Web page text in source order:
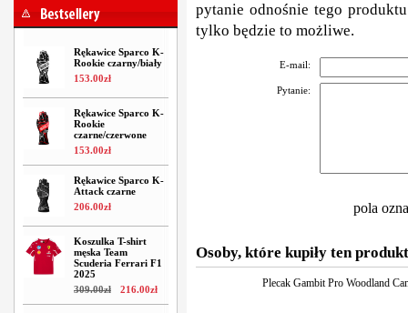
Rękawice Sparco K-
Rookie czarny/biały
153.00zł
Rękawice Sparco K-
Rookie
czarne/czerwone
153.00zł
Rękawice Sparco K-
Attack czarne
206.00zł
Koszulka T-shirt
męska Team
Scuderia Ferrari F1
2025
309.00zł 216.00zł
pytanie odnośnie tego
tylko będzie to możliwe.
E-mail:
Pytanie:
pola
Osoby, które kupiły ten
Plecak Gambit Pro Woodland